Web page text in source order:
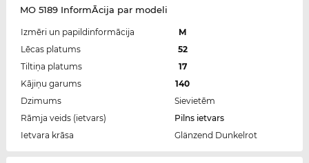
MO 5189 InformĀcija par modeli
Izmēri un papildinformācija
M
Lēcas platums
52
Tiltiņa platums
17
Kājiņu garums
140
Dzimums
Sievietēm
Rāmja veids (ietvars)
Pilns ietvars
Ietvara krāsa
Glänzend Dunkelrot